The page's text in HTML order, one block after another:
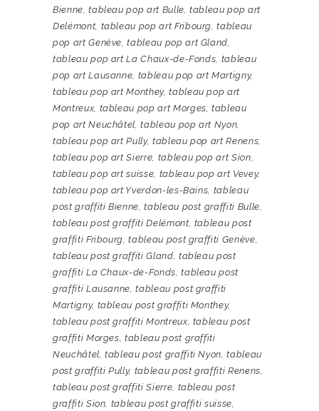
Bienne,tableau pop art Bulle,tableau pop art
Delémont, tableau pop art Fribourg,tableau
pop art Genève,tableau pop art Gland,
tableau pop art La Chaux-de-Fonds, tableau
pop art Lausanne, tableau pop art Martigny,
tableau pop art Monthey,tableau pop art
Montreux, tableau pop art Morges,tableau
pop art Neuchâtel,tableau pop art Nyon,
tableau pop art Pully, tableau pop art Renens,
tableau pop art Sierre, tableau pop art Sion,
tableau pop art suisse, tableau pop art Vevey,
tableau pop art Yverdon-les-Bains, tableau
post graffiti Bienne,tableau post graffiti Bulle,
tableau post graffiti Delémont, tableau post
graffiti Fribourg,tableau post graffiti Genève,
tableau post graffiti Gland, tableau post
graffiti La Chaux-de-Fonds,tableau post
graffiti Lausanne,tableau post graffiti
Martigny, tableau post graffiti Monthey,
tableau post graffiti Montreux, tableau post
graffiti Morges,tableau post graffiti
Neuchâtel,tableau post graffiti Nyon,tableau
post graffiti Pully, tableau post graffiti Renens,
tableau post graffiti Sierre, tableau post
graffiti Sion, tableau post graffiti suisse,